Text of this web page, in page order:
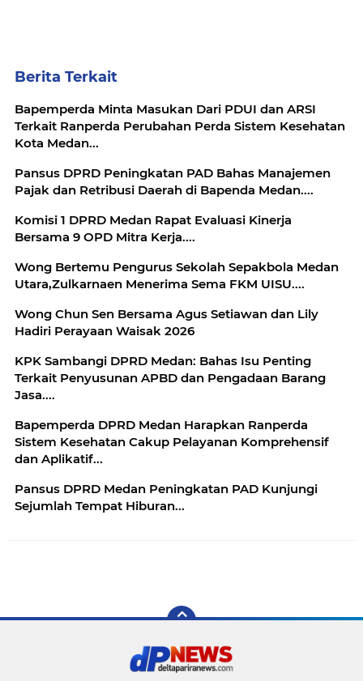
Berita Terkait
Bapemperda Minta Masukan Dari PDUI dan ARSI
Terkait Ranperda Perubahan Perda Sistem Kesehatan
Kota Medan...
Pansus DPRD Peningkatan PAD Bahas Manajemen
Pajak dan Retribusi Daerah di Bapenda Medan....
Komisi 1 DPRD Medan Rapat Evaluasi Kinerja
Bersama 9 OPD Mitra Kerja....
Wong Bertemu Pengurus Sekolah Sepakbola Medan
Utara,Zulkarnaen Menerima Sema FKM UISU....
Wong Chun Sen Bersama Agus Setiawan dan Lily
Hadiri Perayaan Waisak 2026
KPK Sambangi DPRD Medan: Bahas Isu Penting
Terkait Penyusunan APBD dan Pengadaan Barang
Jasa....
Bapemperda DPRD Medan Harapkan Ranperda
Sistem Kesehatan Cakup Pelayanan Komprehensif
dan Aplikatif...
Pansus DPRD Medan Peningkatan PAD Kunjungi
Sejumlah Tempat Hiburan...